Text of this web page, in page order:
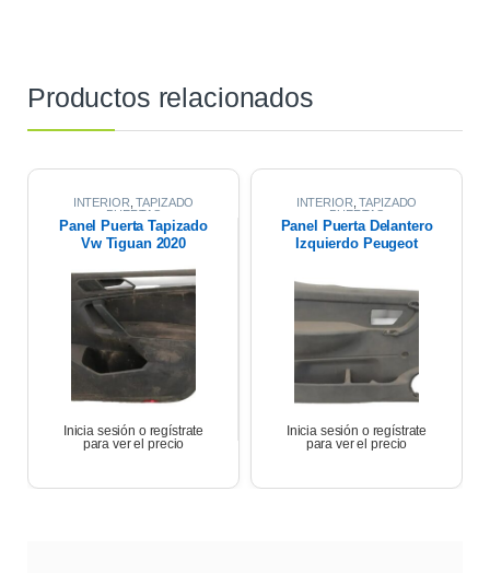
Productos relacionados
INTERIOR ,TAPIZADO
PUERTAS
Panel Puerta Tapizado
Vw Tiguan 2020
Inicia sesión o regístrate
para ver el precio
INTERIOR ,TAPIZADO
PUERTAS
Panel Puerta Delantero
Izquierdo Peugeot
Inicia sesión o regístrate
para ver el precio